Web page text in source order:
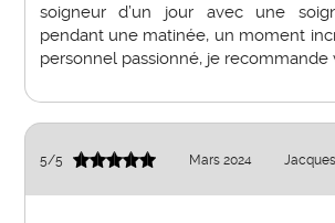
soigneur d’un jour avec une
pendant une matinée, un moment
personnel passionné, je recommande
5/5 Mars 2024